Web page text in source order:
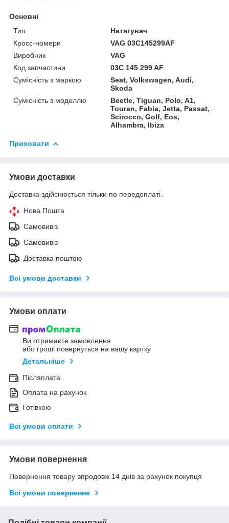
Основні
Тип
Натягувач
Кросс-номери
VAG 03C145299AF
Виробник
VAG
Код запчастини
03C 145 299 AF
Сумісність з маркою
Seat, Volkswagen, Audi,
Skoda
Сумісність з моделлю
Beetle, Tiguan, Polo, A1,
Touran, Fabia, Jetta, Passat,
Scirocco, Golf, Eos,
Alhambra, Ibiza
Приховати
Умови доставки
Доставка здійснюється тільки по передоплаті.
Нова Пошта
Самовивіз
Самовивіз
Доставка поштою
Всі умови доставки
Умови оплати
Ви отримаєте замовлення
або гроші повернуться на вашу картку
Детальніше
Післяплата
Оплата на рахунок
Готівкою
Всі умови оплати
Умови повернення
Повернення товару впродовж 14 днів за рахунок покупця
Всі умови повернення